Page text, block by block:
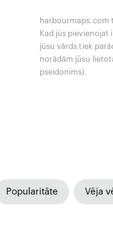
harbourmaps.com
Kad jūs pievienojat
jūsu vārds tiek
norādām jūsu
pseidonīms).
Popularitāte Vēja